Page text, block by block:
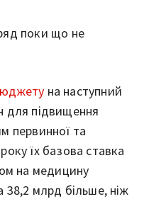
поки що не
на наступний
для підвищення
первинної та
їх базова ставка
на медицину
млрд більше, ніж